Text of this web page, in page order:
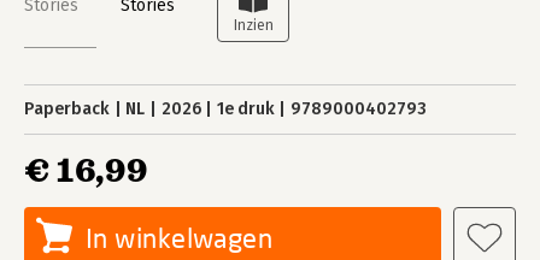
Paperback NL 2026 1e druk 9789000402793
€ 16,99
In winkelwagen